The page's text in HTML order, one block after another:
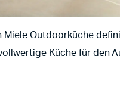
Outdoorküche
Küche für den